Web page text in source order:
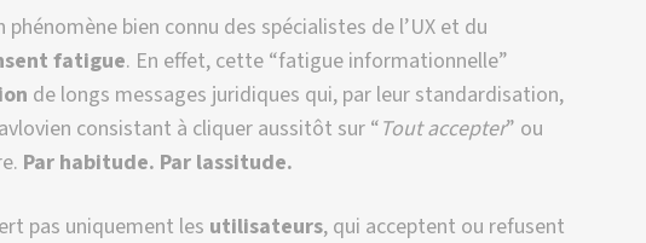
phénomène bien connu des spécialistes de l’UX et du
fatigue. En effet, cette “fatigue informationnelle”
de longs messages juridiques qui, par leur standardisation,
consistant à cliquer aussitôt sur “Tout accepter” ou
Par habitude. Par lassitude.
pas uniquement les utilisateurs, qui acceptent ou refusent